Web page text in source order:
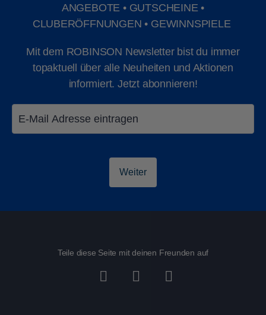
ANGEBOTE • GUTSCHEINE •
CLUBERÖFFNUNGEN • GEWINNSPIELE
Mit dem ROBINSON Newsletter bist du immer
topaktuell über alle Neuheiten und Aktionen
informiert. Jetzt abonnieren!
Weiter
Teile diese Seite mit deinen Freunden auf